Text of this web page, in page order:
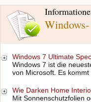
Windows-
Windows 7 Ultimate
Windows 7 ist die
von Microsoft. Es
Wie Darken Home
Mit Sonnenschutzfolien